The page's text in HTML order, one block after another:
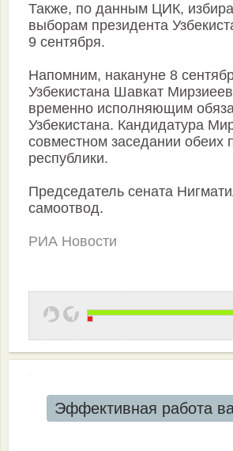
Также, по данным ЦИК,
выборам президента
9 сентября.
Напомним, накануне 8
Узбекистана Шавкат
временно исполняющим
Узбекистана. Кандидатура
совместном заседании обеих
республики.
Председатель сената
самоотвод.
РИА Новости
Эффективная работа